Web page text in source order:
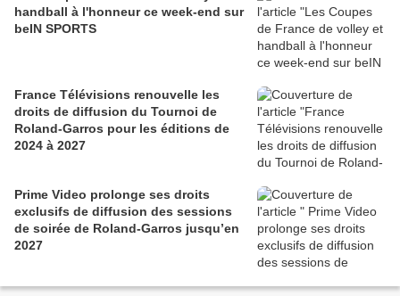
handball à l'honneur ce week-end sur
beIN SPORTS
France Télévisions renouvelle les
droits de diffusion du Tournoi de
Roland-Garros pour les éditions de
2024 à 2027
Prime Video prolonge ses droits
exclusifs de diffusion des sessions
de soirée de Roland-Garros jusqu’en
2027